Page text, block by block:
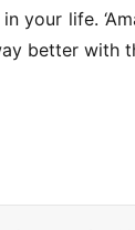
life.
better with